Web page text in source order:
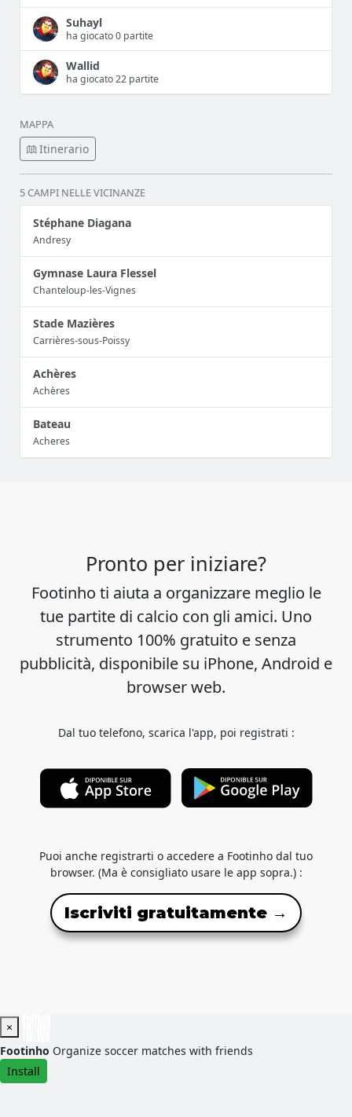
Suhayl
ha giocato 0 partite
Wallid
ha giocato 22 partite
MAPPA
Itinerario
5 CAMPI NELLE VICINANZE
Stéphane Diagana
Andresy
Gymnase Laura Flessel
Chanteloup-les-Vignes
Stade Mazières
Carrières-sous-Poissy
Achères
Achères
Bateau
Acheres
Pronto per iniziare?
Footinho ti aiuta a organizzare meglio le
tue partite di calcio con gli amici. Uno
strumento 100% gratuito e senza
pubblicità, disponibile su iPhone, Android e
browser web.
Dal tuo telefono, scarica l'app, poi registrati :
Puoi anche registrarti o accedere a Footinho dal tuo
browser. (Ma è consigliato usare le app sopra.) :
Iscriviti gratuitamente →
×
Footinho Organize soccer matches with friends
Install